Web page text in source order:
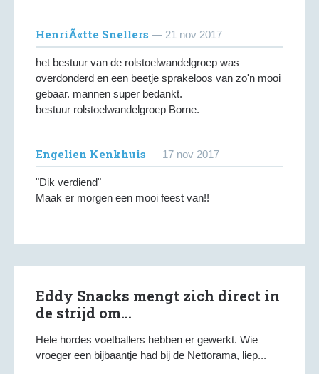
HenriÃ«tte Snellers — 21 nov 2017
het bestuur van de rolstoelwandelgroep was
overdonderd en een beetje sprakeloos van zo'n mooi
gebaar. mannen super bedankt.
bestuur rolstoelwandelgroep Borne.
Engelien Kenkhuis — 17 nov 2017
"Dik verdiend"
Maak er morgen een mooi feest van!!
Eddy Snacks mengt zich direct in
de strijd om...
Hele hordes voetballers hebben er gewerkt. Wie
vroeger een bijbaantje had bij de Nettorama, liep...